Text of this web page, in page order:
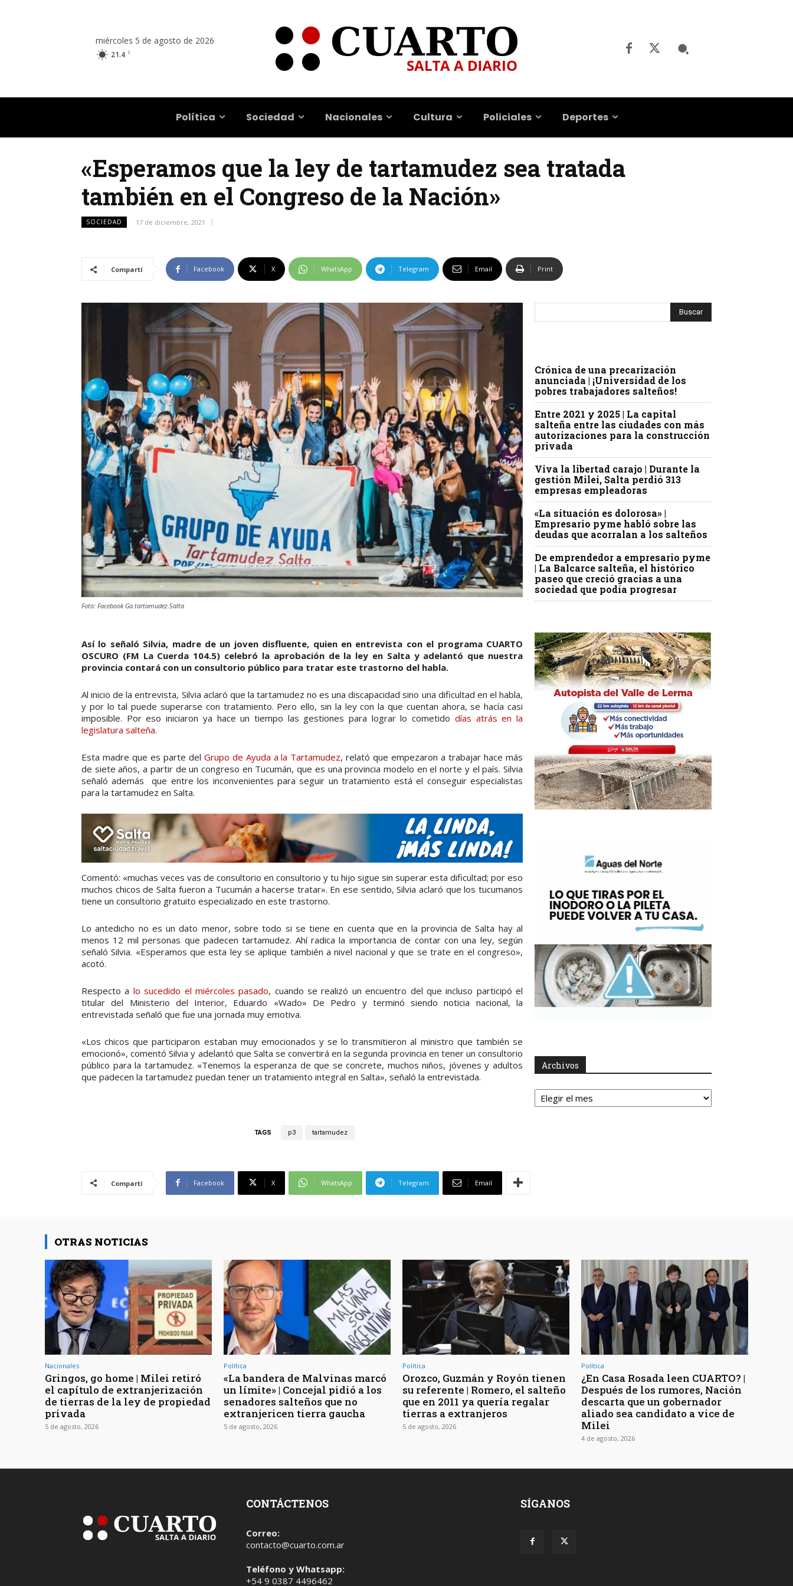
miércoles 5 de agosto de 2026
21.4 C
Política Sociedad Nacionales Cultura Policiales Deportes
«Esperamos que la ley de tartamudez sea tratada
también en el Congreso de la Nación»
SOCIEDAD 17 de diciembre, 2021
Compartí Facebook X WhatsApp Telegram Email Print
Foto: Facebook Ga.tartamudez.Salta
Así lo señaló Silvia, madre de un joven disfluente, quien en entrevista con el programa CUARTO
OSCURO (FM La Cuerda 104.5) celebró la aprobación de la ley en Salta y adelantó que nuestra
provincia contará con un consultorio público para tratar este trastorno del habla.
Al inicio de la entrevista, Silvia aclaró que la tartamudez no es una discapacidad sino una dificultad en el habla,
y por lo tal puede superarse con tratamiento. Pero ello, sin la ley con la que cuentan ahora, se hacía casi
imposible. Por eso iniciaron ya hace un tiempo las gestiones para lograr lo cometido días atrás en la
legislatura salteña.
Esta madre que es parte del Grupo de Ayuda a la Tartamudez, relató que empezaron a trabajar hace más
de siete años, a partir de un congreso en Tucumán, que es una provincia modelo en el norte y el país. Silvia
señaló además que entre los inconvenientes para seguir un tratamiento está el conseguir especialistas
para la tartamudez en Salta.
Comentó: «muchas veces vas de consultorio en consultorio y tu hijo sigue sin superar esta dificultad; por eso
muchos chicos de Salta fueron a Tucumán a hacerse tratar». En ese sentido, Silvia aclaró que los tucumanos
tiene un consultorio gratuito especializado en este trastorno.
Lo antedicho no es un dato menor, sobre todo si se tiene en cuenta que en la provincia de Salta hay al
menos 12 mil personas que padecen tartamudez. Ahí radica la importancia de contar con una ley, según
señaló Silvia. «Esperamos que esta ley se aplique también a nivel nacional y que se trate en el congreso»,
acotó.
Respecto a lo sucedido el miércoles pasado, cuando se realizó un encuentro del que incluso participó el
titular del Ministerio del Interior, Eduardo «Wado» De Pedro y terminó siendo noticia nacional, la
entrevistada señaló que fue una jornada muy emotiva.
«Los chicos que participaron estaban muy emocionados y se lo transmitieron al ministro que también se
emocionó», comentó Silvia y adelantó que Salta se convertirá en la segunda provincia en tener un consultorio
público para la tartamudez. «Tenemos la esperanza de que se concrete, muchos niños, jóvenes y adultos
que padecen la tartamudez puedan tener un tratamiento integral en Salta», señaló la entrevistada.
TAGS p3 tartamudez
Compartí Facebook X WhatsApp Telegram Email
Crónica de una precarización
anunciada | ¡Universidad de los
pobres trabajadores salteños!
Entre 2021 y 2025 | La capital
salteña entre las ciudades con más
autorizaciones para la construcción
privada
Viva la libertad carajo | Durante la
gestión Milei, Salta perdió 313
empresas empleadoras
«La situación es dolorosa» |
Empresario pyme habló sobre las
deudas que acorralan a los salteños
De emprendedor a empresario pyme
| La Balcarce salteña, el histórico
paseo que creció gracias a una
sociedad que podía progresar
Archivos
Archivos
OTRAS NOTICIAS
Nacionales
Gringos, go home | Milei retiró
el capítulo de extranjerización
de tierras de la ley de propiedad
privada
5 de agosto, 2026
Política
«La bandera de Malvinas marcó
un límite» | Concejal pidió a los
senadores salteños que no
extranjericen tierra gaucha
5 de agosto, 2026
Política
Orozco, Guzmán y Royón tienen
su referente | Romero, el salteño
que en 2011 ya quería regalar
tierras a extranjeros
5 de agosto, 2026
Política
¿En Casa Rosada leen CUARTO? |
Después de los rumores, Nación
descarta que un gobernador
aliado sea candidato a vice de
Milei
4 de agosto, 2026
CONTÁCTENOS
Correo:
contacto@cuarto.com.ar
Teléfono y Whatsapp:
+54 9 0387 4496462
SÍGANOS